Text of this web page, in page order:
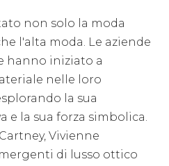
non solo la moda
l'alta moda. Le aziende
hanno iniziato a
nelle loro
la sua
e la sua forza simbolica.
Vivienne
di lusso ottico